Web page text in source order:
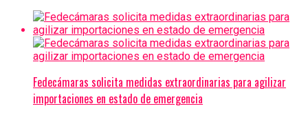
Fedecámaras solicita medidas extraordinarias para agilizar
importaciones en estado de emergencia